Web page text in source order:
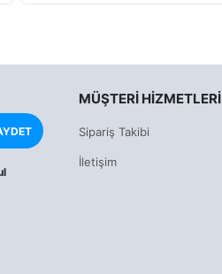
MÜŞTERI HIZMETLERI
Sipariş Takibi
İletişim